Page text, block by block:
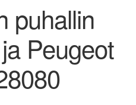
puhallin
Peugeot